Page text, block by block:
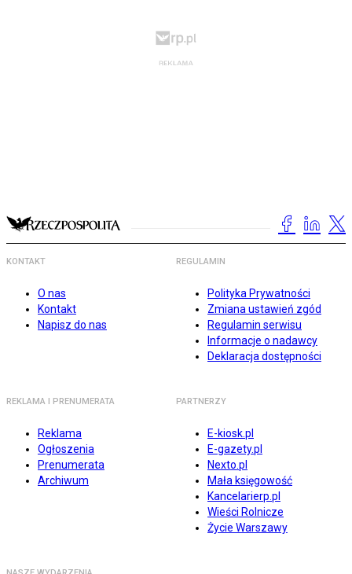
KONTAKT
O nas
Kontakt
Napisz do nas
REGULAMIN
Polityka Prywatności
Zmiana ustawień zgód
Regulamin serwisu
Informacje o nadawcy
Deklaracja dostępności
REKLAMA I PRENUMERATA
Reklama
Ogłoszenia
Prenumerata
Archiwum
PARTNERZY
E-kiosk.pl
E-gazety.pl
Nexto.pl
Mała księgowość
Kancelarierp.pl
Wieści Rolnicze
Życie Warszawy